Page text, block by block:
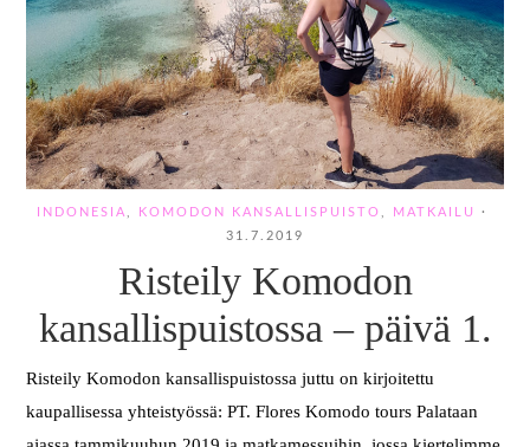
INDONESIA KOMODON KANSALLISPUISTO MATKAILU
·
31.7.2019
Risteily Komodon
kansallispuistossa – päivä 1.
Risteily Komodon kansallispuistossa juttu on kirjoitettu
kaupallisessa yhteistyössä: PT. Flores Komodo tours Palataan